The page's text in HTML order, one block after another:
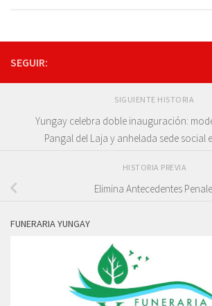
SEGUIR:
SIGUIENTE HISTORIA
Yungay celebra doble inauguración:
Pangal del Laja y anhelada sede social
HISTORIA PREVIA
Elimina Antecedentes
FUNERARIA YUNGAY